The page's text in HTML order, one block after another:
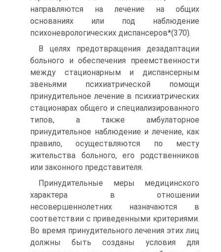
направляются на лечение на общих
основаниях или под наблюдение
психоневрологических диспансеров*(370).
В целях предотвращения дезадаптации
больного и обеспечения преемственности
между стационарным и диспансерным
звеньями психиатрической помощи
принудительное лечение в психиатрических
стационарах общего и специализированного
типов, а также амбулаторное
принудительное наблюдение и лечение, как
правило, осуществляются по месту
жительства больного, его родственников
или законного представителя.
Принудительные меры медицинского
характера в отношении
несовершеннолетних назначаются в
соответствии с приведенными критериями.
Во время принудительного лечения этих лиц
должны быть созданы условия для